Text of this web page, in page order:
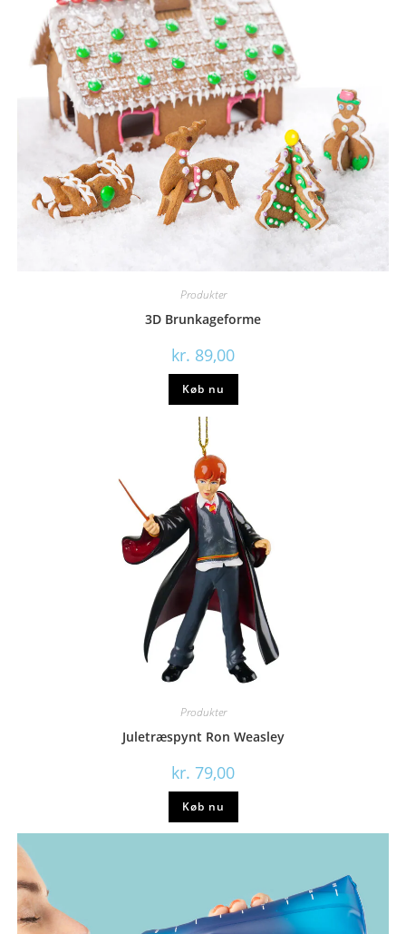
Produkter
3D Brunkageforme
kr. 89,00
Køb nu
Produkter
Juletræspynt Ron Weasley
kr. 79,00
Køb nu